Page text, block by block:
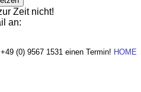
Zeit nicht!
an:
(0) 9567 1531 einen Termin! HOME